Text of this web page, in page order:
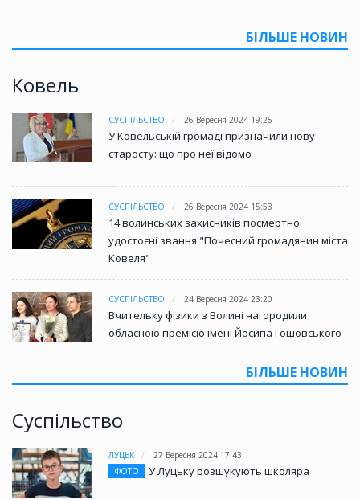
БІЛЬШЕ НОВИН
Ковель
СУСПІЛЬСТВО 26 Вересня 2024 19:25
У Ковельській громаді призначили нову
старосту: що про неї відомо
СУСПІЛЬСТВО 26 Вересня 2024 15:53
14 волинських захисників посмертно
удостоєні звання "Почесний громадянин міста
Ковеля"
СУСПІЛЬСТВО 24 Вересня 2024 23:20
Вчительку фізики з Волині нагородили
обласною премією імені Йосипа Гошовського
БІЛЬШЕ НОВИН
Суспільство
ЛУЦЬК
27 Вересня 2024 17:43
ФОТО
У Луцьку розшукують школяра